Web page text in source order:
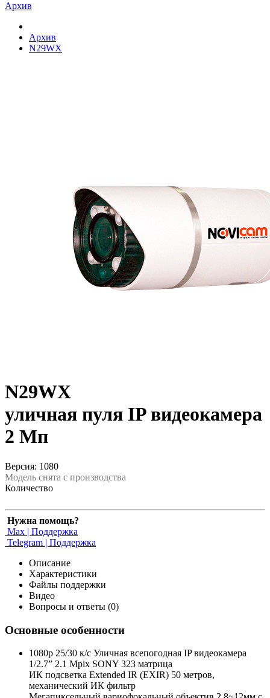
Архив
Архив
N29WX
N29WX
уличная пуля IP видеокамера
2 Мп
Версия: 1080
Модель снята с производства
Количество
Нужна помощь?
Max | Поддержка
Telegram | Поддержка
Описание
Характеристики
Файлы поддержки
Видео
Вопросы и ответы (0)
Основные особенности
1080p 25/30 к/с Уличная всепогодная IP видеокамера
1/2.7” 2.1 Mpix SONY 323 матрица
ИК подсветка Extended IR (EXIR) 50 метров,
механический ИК фильтр